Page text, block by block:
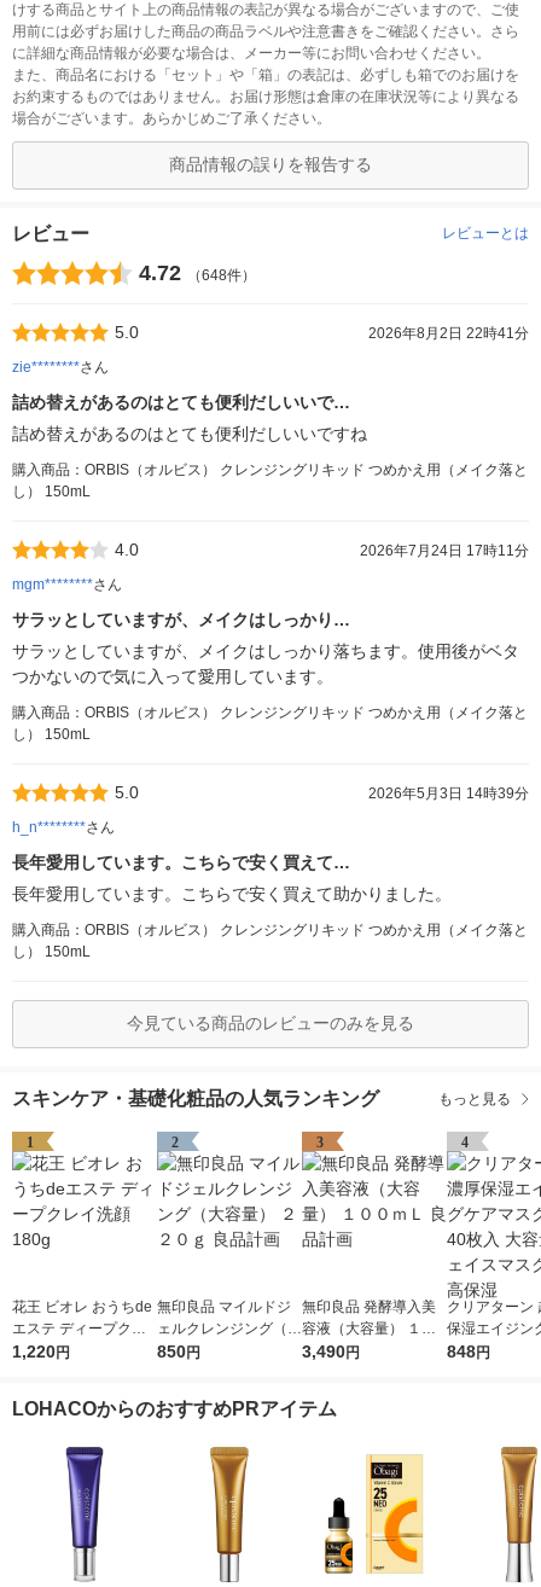
けする商品とサイト上の商品情報の表記が異なる場合がございますので、ご使
用前には必ずお届けした商品の商品ラベルや注意書きをご確認ください。さら
に詳細な商品情報が必要な場合は、メーカー等にお問い合わせください。
また、商品名における「セット」や「箱」の表記は、必ずしも箱でのお届けを
お約束するものではありません。お届け形態は倉庫の在庫状況等により異なる
場合がございます。あらかじめご了承ください。
商品情報の誤りを報告する
レビュー レビューとは
4.72 （648件）
5.0
2026年8月2日 22時41分
zie********さん
詰め替えがあるのはとても便利だしいいで…
詰め替えがあるのはとても便利だしいいですね
購入商品：ORBIS（オルビス） クレンジングリキッド つめかえ用（メイク落と
し） 150mL
4.0
2026年7月24日 17時11分
mgm********さん
サラッとしていますが、メイクはしっかり…
サラッとしていますが、メイクはしっかり落ちます。使用後がベタ
つかないので気に入って愛用しています。
購入商品：ORBIS（オルビス） クレンジングリキッド つめかえ用（メイク落と
し） 150mL
5.0
2026年5月3日 14時39分
h_n********さん
長年愛用しています。こちらで安く買えて…
長年愛用しています。こちらで安く買えて助かりました。
購入商品：ORBIS（オルビス） クレンジングリキッド つめかえ用（メイク落と
し） 150mL
今見ている商品のレビューのみを見る
スキンケア・基礎化粧品の人気ランキング もっと見る
1
花王 ビオレ おうちde
エステ ディープクレ
イ洗顔 180g
1,220円
2
無印良品 マイルドジ
ェルクレンジング（大
容量） ２２０ｇ 良品
850円
3
無印良品 発酵導入美
容液（大容量） １０
０ｍＬ 良品計画
3,490円
4
クリアターン
保湿エイジン
スクEX 40枚
848円
LOHACOからのおすすめPRアイテム